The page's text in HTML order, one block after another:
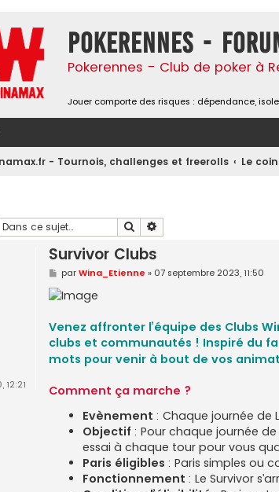
Pokerennes -
Pokerennes - Club de poker à
Jouer comporte des risques : dépendance,
- Tournois, challenges et freerolls Le
Rechercher
Survivor Clubs
M
e
s
s
g
e
parWina_Etienne » 07 septembre 2023, 11:50
Venez affronter l’équipe des Clubs
clubs et communautés ! Inspiré du
mots pour venir à bout de vos
Comment ça marche ?
Evènement : Chaque journée de
Objectif : Pour chaque journée
essai à chaque tour pour vous
Paris éligibles : Paris simples ou
Fonctionnement : Le Survivor